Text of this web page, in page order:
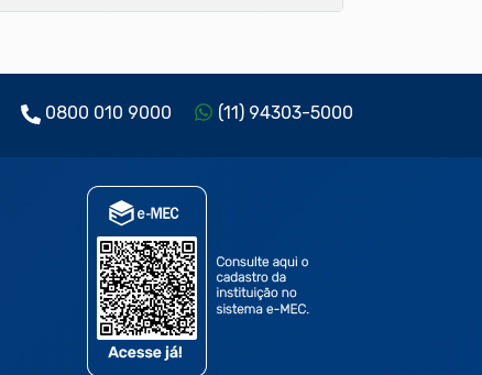
0800 010 9000 (11) 94303-5000